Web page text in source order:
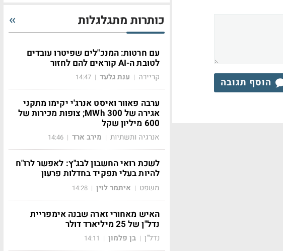
הוסף תגובה
כותרות מתגלגלות
עם חרטות: המנכ"לים שפיטרו עובדים
לטובת ה-AI קוראים להם לחזור
קריירה | ענת גלעד |
14:47
ערבה פאוור ואיסט אנרג'י יקימו מתקני
אגירה של 300 MWh; צופות מכירות של
600 מיליון שקל
אנרגיה ותשתיות | מירב ארד |
14:46
לשכת רואי החשבון לבג"ץ: לאפשר לרו"ח
להיות בעלי תפקיד בחדלות פרעון
משפט | איתמר לוין |
14:28
האיש מאחורי זארה שבנה אימפריית
נדל"ן של 25 מיליארד דולר
נדל"ן | בן פלמון |
14:11